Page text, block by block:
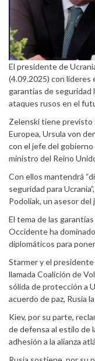
El presidente de
(4.09.2025) con líderes
garantías de seguridad
ataques rusos en el
Zelenski tiene previsto
Europea, Ursula von
con el jefe del gobierno
ministro del Reino
Con ellos mantendrá
seguridad para
Podoliak, un asesor
El tema de las
Occidente ha
diplomáticos para
Starmer y el presidente
llamada Coalición de
sólida de protección a
acuerdo de paz, Rusia
Kiev, por su parte,
de defensa al estilo de
adhesión a la alianza